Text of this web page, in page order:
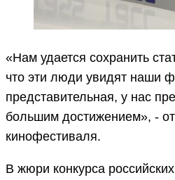
«Нам удается сохранить
что эти люди увидят наши
представительная, у нас
большим достижением», -
кинофестиваля.
В жюри конкурса